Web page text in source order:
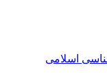
اسلامی